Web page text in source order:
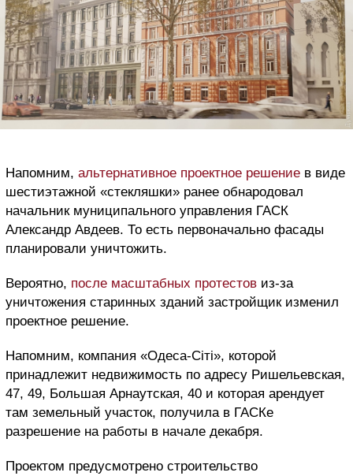
Напомним, альтернативное проектное решение в виде
шестиэтажной «стекляшки» ранее обнародовал
начальник муниципального управления ГАСК
Александр Авдеев. То есть первоначально фасады
планировали уничтожить.
Вероятно, после масштабных протестов из-за
уничтожения старинных зданий застройщик изменил
проектное решение.
Напомним, компания «Одеса-Сіті», которой
принадлежит недвижимость по адресу Ришельевская,
47, 49, Большая Арнаутская, 40 и которая арендует
там земельный участок, получила в ГАСКе
разрешение на работы в начале декабря.
Проектом предусмотрено строительство